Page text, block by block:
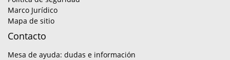
Marco Jurídico
Mapa de sitio
Contacto
Mesa de ayuda: dudas e información